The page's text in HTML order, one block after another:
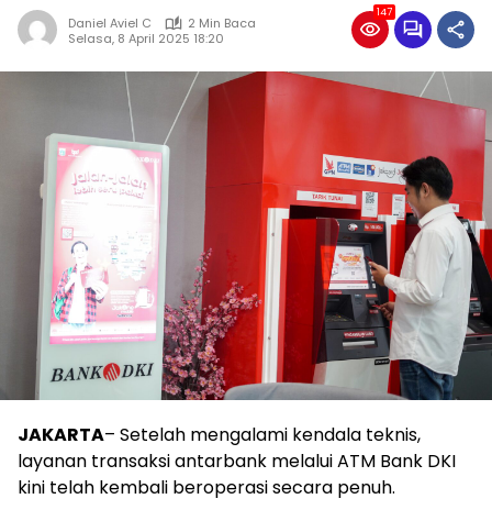
Daniel Aviel C
2 Min Baca
Selasa, 8 April 2025 18:20
147
JAKARTA– Setelah mengalami kendala teknis,
layanan transaksi antarbank melalui ATM Bank DKI
kini telah kembali beroperasi secara penuh.